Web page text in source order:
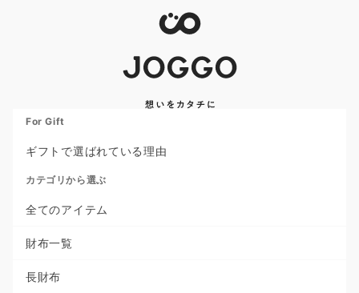
For Gift
ギフトで選ばれている理由
カテゴリから選ぶ
全てのアイテム
財布一覧
長財布